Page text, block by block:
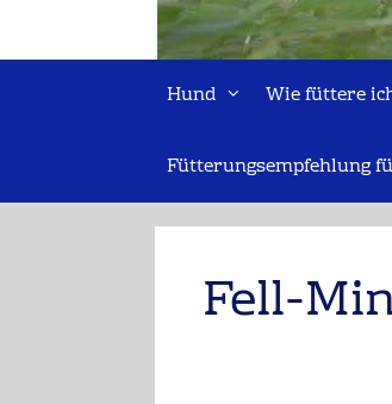
Hund Wie füttere
Fütterungsempfehlung
Fell-